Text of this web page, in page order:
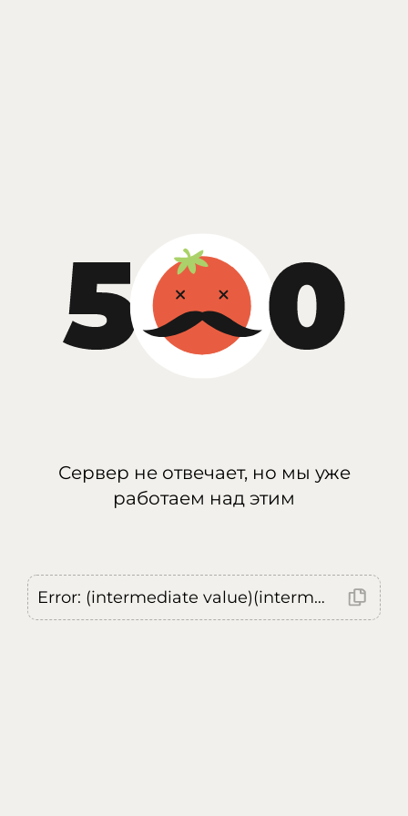
Сервер не отвечает, но мы уже
работаем над этим
Error: (intermediate value)(intermediate value)(intermediate value).replaceAll is not a function